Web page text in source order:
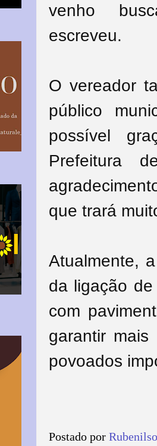
venho
escreveu.
O vereador
público
possível
Prefeitura
que trará
Atualmente,
da ligação
com
garantir mais
povoados
Postado por